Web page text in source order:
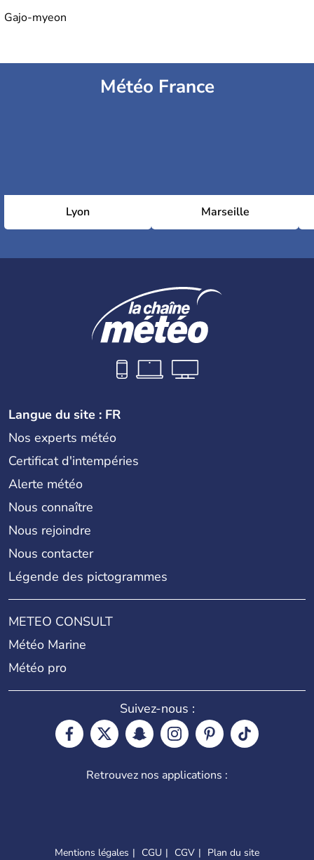
Gajo-myeon
Météo France
Lyon Marseille
Langue du site : FR
Nos experts météo
Certificat d'intempéries
Alerte météo
Nous connaître
Nous rejoindre
Nous contacter
Légende des pictogrammes
METEO CONSULT
Météo Marine
Météo pro
Suivez-nous :
Retrouvez nos applications :
Mentions légales CGU CGV Plan du site